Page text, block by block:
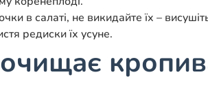
в салаті, не викидайте їх –
редиски їх усуне.